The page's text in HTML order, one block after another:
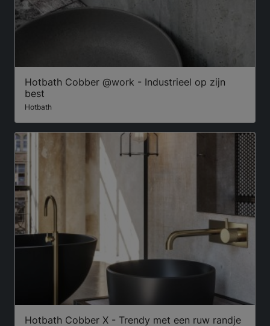
Hotbath Cobber @work - Industrieel op zijn
best
Hotbath
Hotbath Cobber X - Trendy met een ruw randje